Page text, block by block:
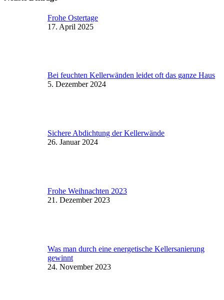
Frohe Ostertage
17. April 2025
Bei feuchten Kellerwänden leidet oft das ganze Haus
5. Dezember 2024
Sichere Abdichtung der Kellerwände
26. Januar 2024
Frohe Weihnachten 2023
21. Dezember 2023
Was man durch eine energetische Kellersanierung
gewinnt
24. November 2023